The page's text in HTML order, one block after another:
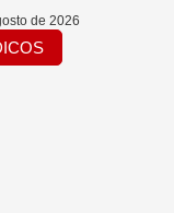
de 2026